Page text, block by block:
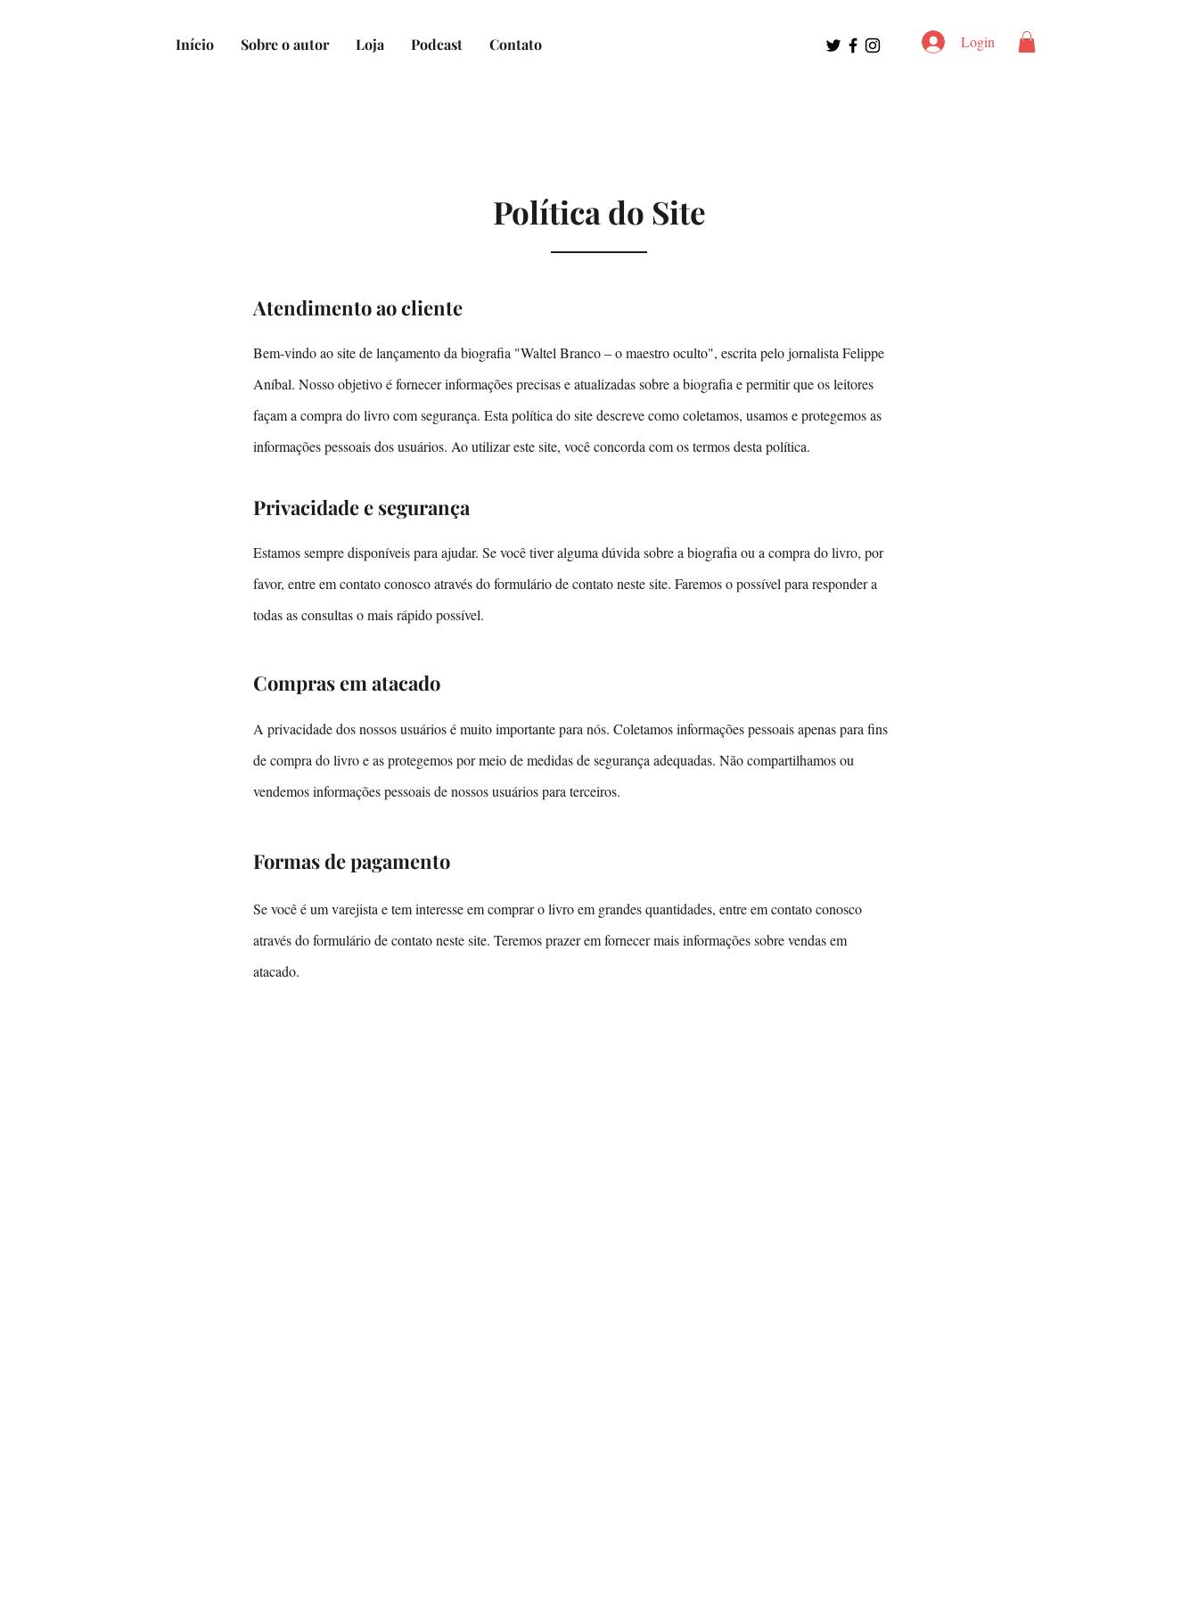
Início Sobre o autor Loja Podcast Contato Login
Política do Site
Atendimento ao cliente
Bem-vindo ao site de lançamento da biografia "Waltel Branco – o maestro oculto", escrita pelo jornalista Felippe
Aníbal. Nosso objetivo é fornecer informações precisas e atualizadas sobre a biografia e permitir que os leitores
façam a compra do livro com segurança. Esta política do site descreve como coletamos, usamos e protegemos as
informações pessoais dos usuários. Ao utilizar este site, você concorda com os termos desta política.
Privacidade e segurança
Estamos sempre disponíveis para ajudar. Se você tiver alguma dúvida sobre a biografia ou a compra do livro, por
favor, entre em contato conosco através do formulário de contato neste site. Faremos o possível para responder a
todas as consultas o mais rápido possível.
Compras em atacado
A privacidade dos nossos usuários é muito importante para nós. Coletamos informações pessoais apenas para fins
de compra do livro e as protegemos por meio de medidas de segurança adequadas. Não compartilhamos ou
vendemos informações pessoais de nossos usuários para terceiros.
Formas de pagamento
Se você é um varejista e tem interesse em comprar o livro em grandes quantidades, entre em contato conosco
através do formulário de contato neste site. Teremos prazer em fornecer mais informações sobre vendas em
atacado.